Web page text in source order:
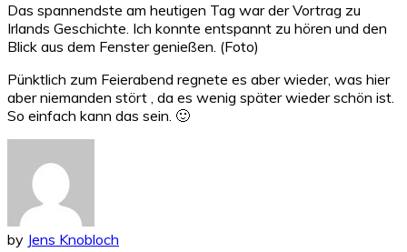
Das spannendste am heutigen Tag war der Vortrag zu
Irlands Geschichte. Ich konnte entspannt zu hören und den
Blick aus dem Fenster genießen. (Foto)
Pünktlich zum Feierabend regnete es aber wieder, was hier
aber niemanden stört , da es wenig später wieder schön ist.
So einfach kann das sein. 🙂
by Jens Knobloch